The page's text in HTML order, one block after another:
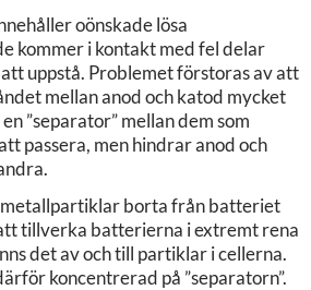
oönskade lösa
kommer i kontakt med fel delar
uppstå. Problemet förstoras av att
mellan anod och katod mycket
”separator” mellan dem som
passera, men hindrar anod och
metallpartiklar borta från batteriet
tillverka batterierna i extremt rena
det av och till partiklar i cellerna.
koncentrerad på ”separatorn”.